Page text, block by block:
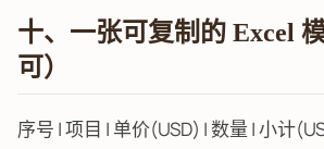
十、一张可复制的 Excel
可）
序号 | 项目 | 单价(USD) | 数量 | 小计